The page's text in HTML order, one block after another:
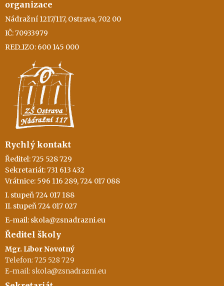
organizace
Nádražní 1217/117, Ostrava, 702 00
IČ: 70933979
RED_IZO: 600 145 000
Rychlý kontakt
Ředitel: 725 528 729
Sekretariát: 731 613 432
Vrátnice: 596 116 289, 724 017 088
I. stupeň 724 017 188
II. stupeň 724 017 027
E-mail: skola@zsnadrazni.eu
Ředitel školy
Mgr. Libor Novotný
Telefon: 725 528 729
E-mail: skola@zsnadrazni.eu